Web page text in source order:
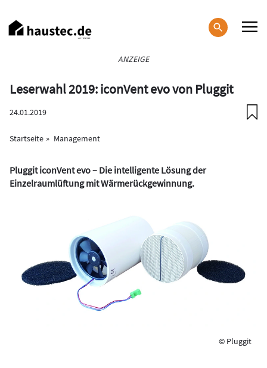
zum
Inhalt
ANZEIGE
Leserwahl 2019: iconVent evo von Pluggit
24.01.2019
Startseite Management
Pluggit iconVent evo – Die intelligente Lösung der
Einzelraumlüftung mit Wärmerückgewinnung.
© Pluggit